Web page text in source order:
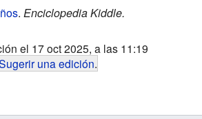
. Enciclopedia Kiddle.
el 17 oct 2025, a las 11:19
una edición.